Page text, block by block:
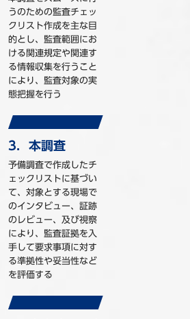
うのための監査チェッ
クリスト作成を主な目
的とし、監査範囲にお
ける関連規定や関連す
る情報収集を行うこと
により、監査対象の実
態把握を行う
3．本調査
予備調査で作成したチ
ェックリストに基づい
て、対象とする現場で
のインタビュー、証跡
のレビュー、及び視察
により、監査証拠を入
手して要求事項に対す
る準拠性や妥当性など
を評価する